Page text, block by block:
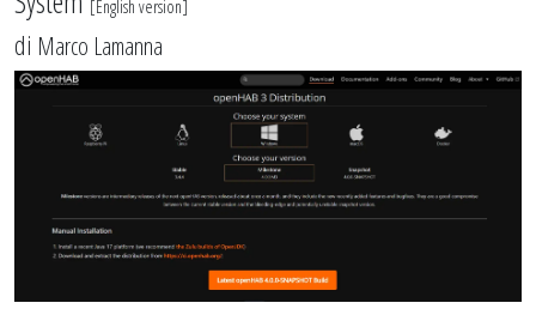
[English version]
di Marco Lamanna